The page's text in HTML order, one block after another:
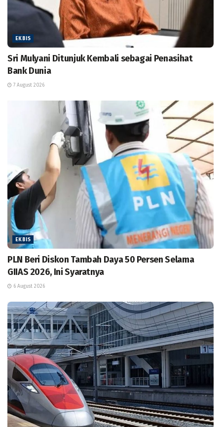
EKBIS
Sri Mulyani Ditunjuk Kembali sebagai Penasihat
Bank Dunia
7 August 2026
EKBIS
PLN Beri Diskon Tambah Daya 50 Persen Selama
GIIAS 2026, Ini Syaratnya
6 August 2026